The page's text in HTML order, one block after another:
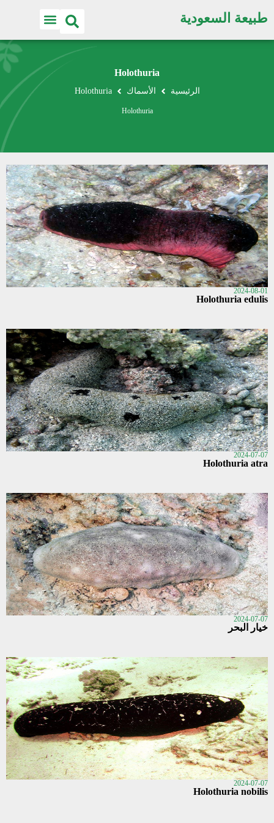
طبيعة السعودية
Holothuria
الرئيسية الأسماك Holothuria
Holothuria
2024-08-01
Holothuria edulis
2024-07-07
Holothuria atra
2024-07-07
خيار البحر
2024-07-07
Holothuria nobilis